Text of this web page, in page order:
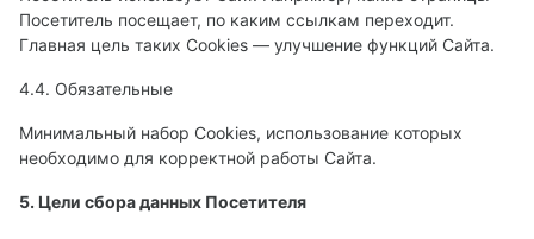
Посетитель посещает, по каким ссылкам переходит.
Главная цель таких Cookies — улучшение функций Сайта.
4.4. Обязательные
Минимальный набор Cookies, использование которых
необходимо для корректной работы Сайта.
5. Цели сбора данных Посетителя